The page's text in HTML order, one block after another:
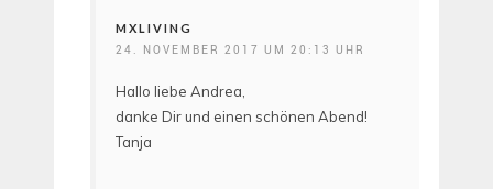
MXLIVING
24. NOVEMBER 2017 UM 20:13 UHR
Hallo liebe Andrea,
danke Dir und einen schönen Abend!
Tanja